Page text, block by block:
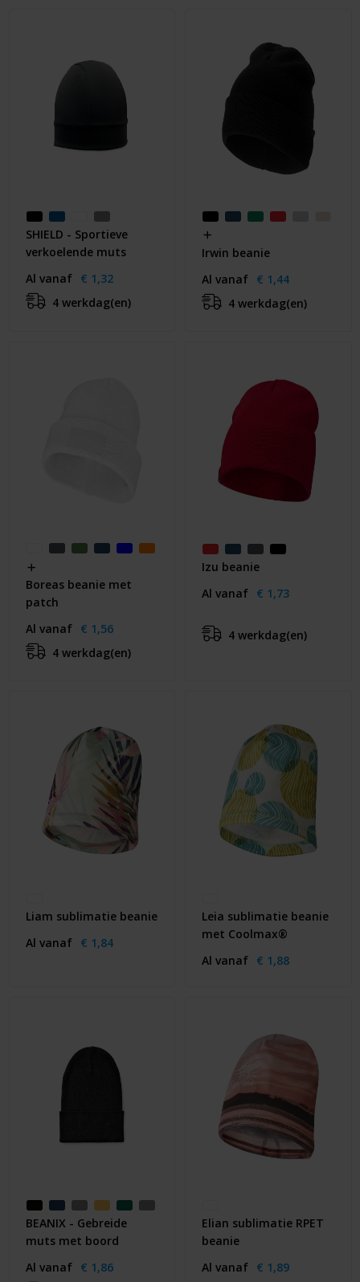
Outdoor & Vrije Tijd
Auto & Veiligheid
Gezondheid & Verzorging
Cadeaubonnen
SHIELD - Sportieve
verkoelende muts
Al vanaf € 1,32
4 werkdag(en)
Irwin beanie
Al vanaf € 1,44
4 werkdag(en)
Boreas beanie met
patch
Al vanaf € 1,56
4 werkdag(en)
Izu beanie
Al vanaf € 1,73
4 werkdag(en)
Liam sublimatie beanie
Al vanaf € 1,84
Leia sublimatie beanie
met Coolmax®
Al vanaf € 1,88
BEANIX - Gebreide
muts met boord
Al vanaf € 1,86
Elian sublimatie RPET
beanie
Al vanaf € 1,89